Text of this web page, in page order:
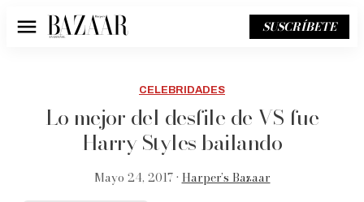
Menú SUSCRÍBETE
CELEBRIDADES
Lo mejor del desfile de VS fue
Harry Styles bailando
Mayo 24, 2017 • Harper’s Bazaar